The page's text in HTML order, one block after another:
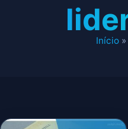
Início »